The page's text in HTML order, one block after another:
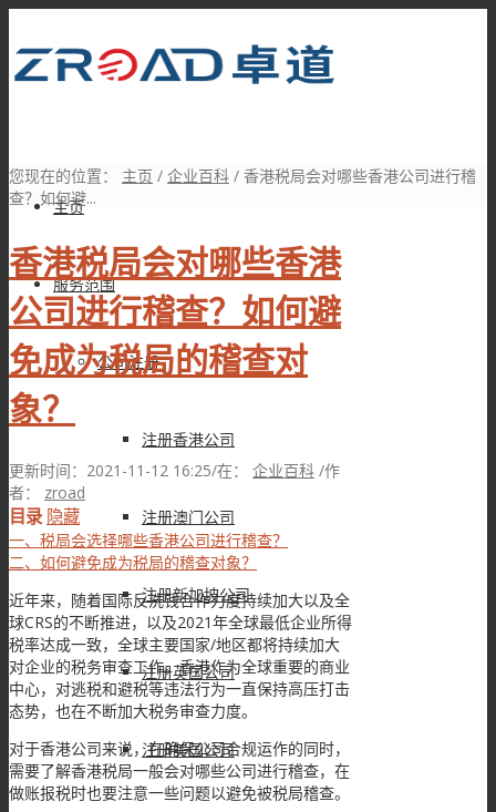
主页
服务范围
公司注册
注册香港公司
注册澳门公司
注册新加坡公司
注册英国公司
注册美国公司
您现在的位置： 主页 / 企业百科 / 香港税局会对哪些香港公司进行稽
查？如何避...
香港税局会对哪些香港
公司进行稽查？如何避
免成为税局的稽查对
象？
更新时间：2021-11-12 16:25/在： 企业百科 /作
者： zroad
目录 隐藏
一、税局会选择哪些香港公司进行稽查？
二、如何避免成为税局的稽查对象？
近年来，随着国际反洗钱合作力度持续加大以及全
球CRS的不断推进，以及2021年全球最低企业所得
税率达成一致，全球主要国家/地区都将持续加大
对企业的税务审查工作。香港作为全球重要的商业
中心，对逃税和避税等违法行为一直保持高压打击
态势，也在不断加大税务审查力度。
对于香港公司来说，在确保公司合规运作的同时，
需要了解香港税局一般会对哪些公司进行稽查，在
做账报税时也要注意一些问题以避免被税局稽查。